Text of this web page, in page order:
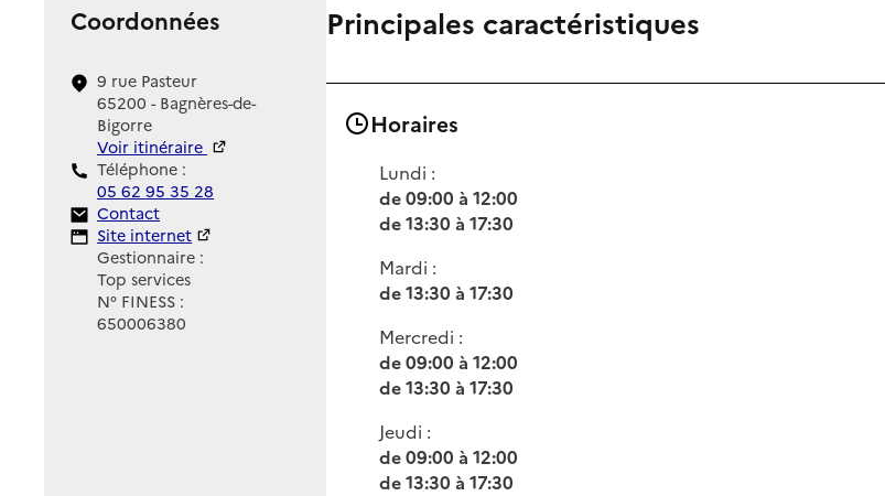
Coordonnées
9 rue Pasteur
65200 - Bagnères-de-
Bigorre
Voir itinéraire
Téléphone :
05 62 95 35 28
Contact
Contact
Site Internet
Site internet
Gestionnaire :
Top services
N° FINESS :
650006380
Principales caractéristiques
Horaires
Lundi :
de 09:00 à 12:00
de 13:30 à 17:30
Mardi :
de 13:30 à 17:30
Mercredi :
de 09:00 à 12:00
de 13:30 à 17:30
Jeudi :
de 09:00 à 12:00
de 13:30 à 17:30